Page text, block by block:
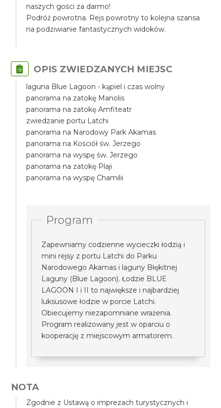
naszych gości za darmo!
Podróż powrotna. Rejs powrotny to kolejna szansa
na podziwianie fantastycznych widoków.
OPIS ZWIEDZANYCH MIEJSC
laguna Blue Lagoon - kąpiel i czas wolny
panorama na zatokę Manolis
panorama na zatokę Amfiteatr
zwiedzanie portu Latchi
panorama na Narodowy Park Akamas
panorama na Kościół św. Jerzego
panorama na wyspę św. Jerzego
panorama na zatokę Plaji
panorama na wyspę Chamilii
Program
Zapewniamy codzienne wycieczki łodzią i
mini rejsy z portu Latchi do Parku
Narodowego Akamas i laguny Błękitnej
Laguny (Blue Lagoon). Łodzie BLUE
LAGOON I i II to największe i najbardziej
luksusowe łodzie w porcie Latchi.
Obiecujemy niezapomniane wrażenia.
Program realizowany jest w oparciu o
kooperację z miejscowym armatorem.
NOTA
Zgodnie z Ustawą o imprezach turystycznych i